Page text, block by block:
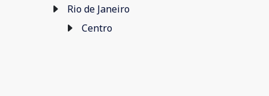
Rio de Janeiro
Centro